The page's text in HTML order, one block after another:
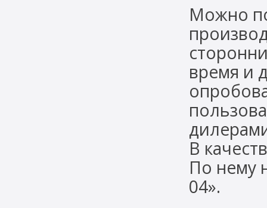
Можно
время и
В
По нему
04».